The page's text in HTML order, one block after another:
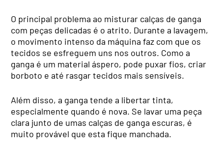
O principal problema ao misturar calças de ganga
com peças delicadas é o atrito. Durante a lavagem,
o movimento intenso da máquina faz com que os
tecidos se esfreguem uns nos outros. Como a
ganga é um material áspero, pode puxar fios, criar
borboto e até rasgar tecidos mais sensíveis.
Além disso, a ganga tende a libertar tinta,
especialmente quando é nova. Se lavar uma peça
clara junto de umas calças de ganga escuras, é
muito provável que esta fique manchada.